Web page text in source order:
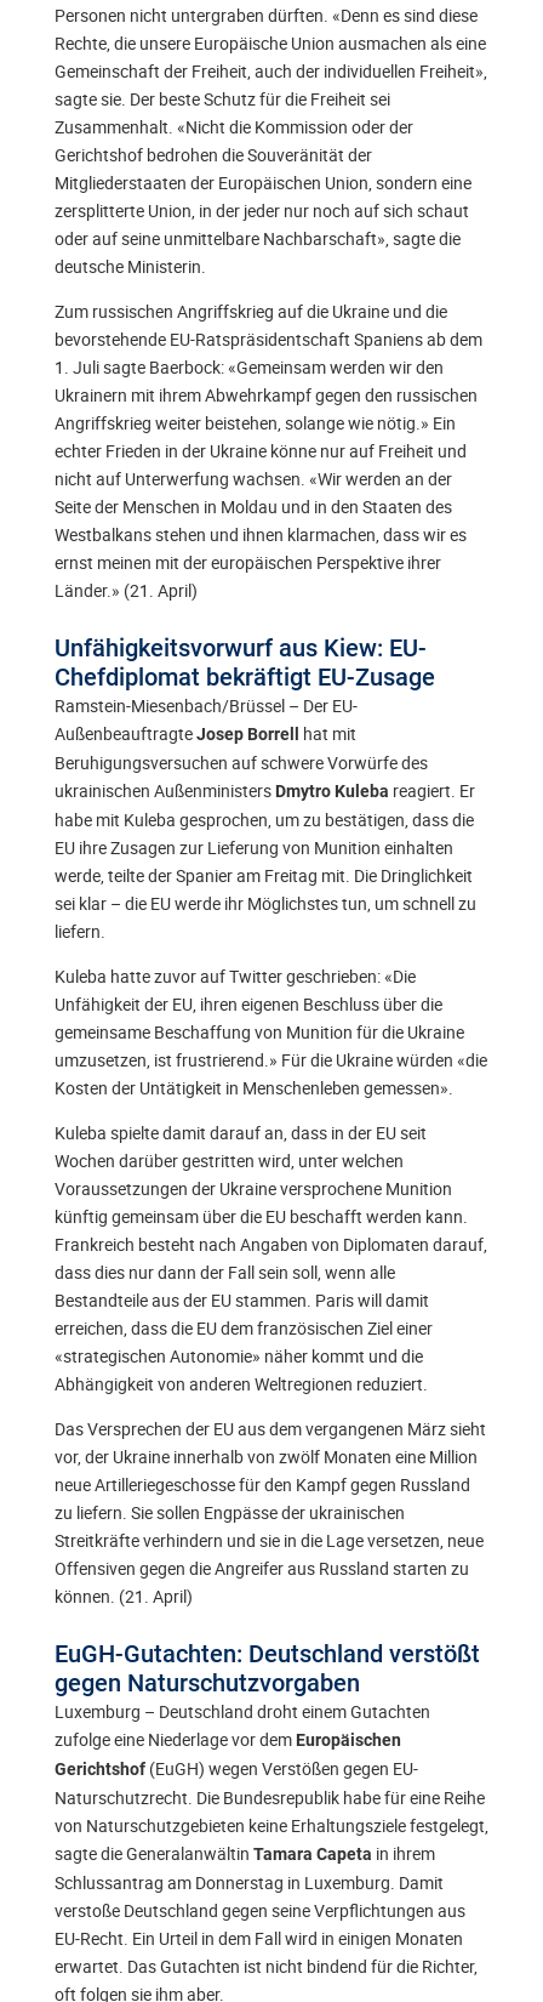
Personen nicht untergraben dürften. «Denn es sind diese
Rechte, die unsere Europäische Union ausmachen als eine
Gemeinschaft der Freiheit, auch der individuellen Freiheit»,
sagte sie. Der beste Schutz für die Freiheit sei
Zusammenhalt. «Nicht die Kommission oder der
Gerichtshof bedrohen die Souveränität der
Mitgliederstaaten der Europäischen Union, sondern eine
zersplitterte Union, in der jeder nur noch auf sich schaut
oder auf seine unmittelbare Nachbarschaft», sagte die
deutsche Ministerin.
Zum russischen Angriffskrieg auf die Ukraine und die
bevorstehende EU-Ratspräsidentschaft Spaniens ab dem
1. Juli sagte Baerbock: «Gemeinsam werden wir den
Ukrainern mit ihrem Abwehrkampf gegen den russischen
Angriffskrieg weiter beistehen, solange wie nötig.» Ein
echter Frieden in der Ukraine könne nur auf Freiheit und
nicht auf Unterwerfung wachsen. «Wir werden an der
Seite der Menschen in Moldau und in den Staaten des
Westbalkans stehen und ihnen klarmachen, dass wir es
ernst meinen mit der europäischen Perspektive ihrer
Länder.» (21. April)
Unfähigkeitsvorwurf aus Kiew: EU-
Chefdiplomat bekräftigt EU-Zusage
Ramstein-Miesenbach/Brüssel – Der EU-
AußenbeauftragteJosep Borrell hat mit
Beruhigungsversuchen auf schwere Vorwürfe des
ukrainischen AußenministersDmytro Kuleba reagiert. Er
habe mit Kuleba gesprochen, um zu bestätigen, dass die
EU ihre Zusagen zur Lieferung von Munition einhalten
werde, teilte der Spanier am Freitag mit. Die Dringlichkeit
sei klar – die EU werde ihr Möglichstes tun, um schnell zu
liefern.
Kuleba hatte zuvor auf Twitter geschrieben: «Die
Unfähigkeit der EU, ihren eigenen Beschluss über die
gemeinsame Beschaffung von Munition für die Ukraine
umzusetzen, ist frustrierend.» Für die Ukraine würden «die
Kosten der Untätigkeit in Menschenleben gemessen».
Kuleba spielte damit darauf an, dass in der EU seit
Wochen darüber gestritten wird, unter welchen
Voraussetzungen der Ukraine versprochene Munition
künftig gemeinsam über die EU beschafft werden kann.
Frankreich besteht nach Angaben von Diplomaten darauf,
dass dies nur dann der Fall sein soll, wenn alle
Bestandteile aus der EU stammen. Paris will damit
erreichen, dass die EU dem französischen Ziel einer
«strategischen Autonomie» näher kommt und die
Abhängigkeit von anderen Weltregionen reduziert.
Das Versprechen der EU aus dem vergangenen März sieht
vor, der Ukraine innerhalb von zwölf Monaten eine Million
neue Artilleriegeschosse für den Kampf gegen Russland
zu liefern. Sie sollen Engpässe der ukrainischen
Streitkräfte verhindern und sie in die Lage versetzen, neue
Offensiven gegen die Angreifer aus Russland starten zu
können. (21. April)
EuGH-Gutachten: Deutschland verstößt
gegen Naturschutzvorgaben
Luxemburg – Deutschland droht einem Gutachten
zufolge eine Niederlage vor demEuropäischen
Gerichtshof (EuGH) wegen Verstößen gegen EU-
Naturschutzrecht. Die Bundesrepublik habe für eine Reihe
von Naturschutzgebieten keine Erhaltungsziele festgelegt,
sagte die Generalanwältin Tamara Capeta in ihrem
Schlussantrag am Donnerstag in Luxemburg. Damit
verstoße Deutschland gegen seine Verpflichtungen aus
EU-Recht. Ein Urteil in dem Fall wird in einigen Monaten
erwartet. Das Gutachten ist nicht bindend für die Richter,
oft folgen sie ihm aber.